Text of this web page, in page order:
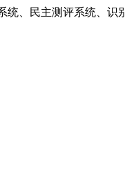
统、民主测评系统、识